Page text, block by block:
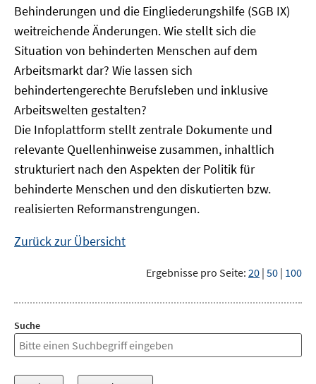
Behinderungen und die Eingliederungshilfe (SGB IX)
weitreichende Änderungen. Wie stellt sich die
Situation von behinderten Menschen auf dem
Arbeitsmarkt dar? Wie lassen sich
behindertengerechte Berufsleben und inklusive
Arbeitswelten gestalten?
Die Infoplattform stellt zentrale Dokumente und
relevante Quellenhinweise zusammen, inhaltlich
strukturiert nach den Aspekten der Politik für
behinderte Menschen und den diskutierten bzw.
realisierten Reformanstrengungen.
Zurück zur Übersicht
Ergebnisse pro Seite: 20 | 50 | 100
Suche